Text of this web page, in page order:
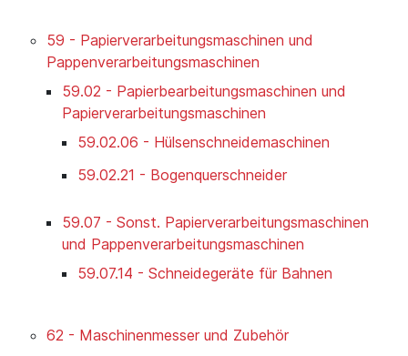
59 - Papierverarbeitungsmaschinen und
Pappenverarbeitungsmaschinen
59.02 - Papierbearbeitungsmaschinen und
Papierverarbeitungsmaschinen
59.02.06 - Hülsenschneidemaschinen
59.02.21 - Bogenquerschneider
59.07 - Sonst. Papierverarbeitungsmaschinen
und Pappenverarbeitungsmaschinen
59.07.14 - Schneidegeräte für Bahnen
62 - Maschinenmesser und Zubehör